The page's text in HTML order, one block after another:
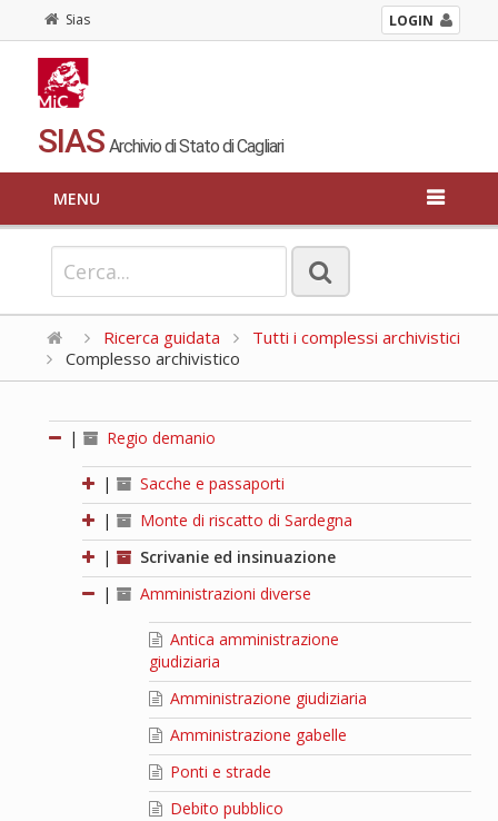
Sias LOGIN
SIAS Archivio di Stato di Cagliari
MENU
Ricerca guidata
Tutti i complessi archivistici
Complesso archivistico
| Regio demanio
|
Sacche e passaporti
|
Monte di riscatto di Sardegna
|
Scrivanie ed insinuazione
|
Amministrazioni diverse
Antica amministrazione
giudiziaria
Amministrazione giudiziaria
Amministrazione gabelle
Ponti e strade
Debito pubblico